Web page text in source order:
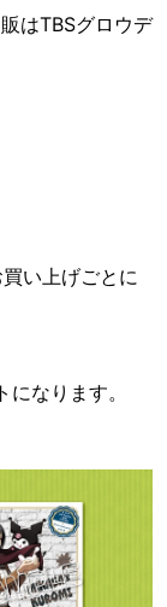
はTBSグロウデ
い上げごとに
なります。